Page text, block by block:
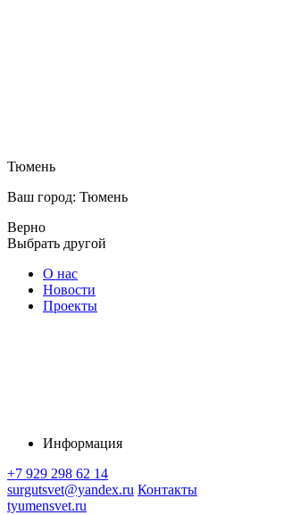
Тюмень
Ваш город: Тюмень
Верно
Выбрать другой
О нас
Новости
Проекты
Информация
+7 929 298 62 14
surgutsvet@yandex.ru Контакты
tyumensvet.ru